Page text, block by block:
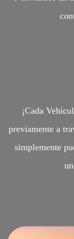
¡Cada
previamente a
simplemente